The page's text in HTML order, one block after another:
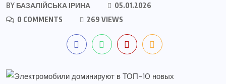
BY БАЗАЛІЙСЬКА ІРИНА
05.01.2026
0 COMMENTS
269 VIEWS